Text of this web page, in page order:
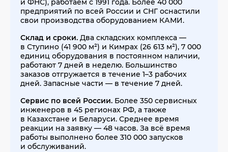
и ФНС), работаем с 1991 года. Более 40 000
предприятий по всей России и СНГ оснастили
свои производства оборудованием КАМИ.
Склад и сроки. Два складских комплекса —
в Ступино (41 900 м²) и Кимрах (26 613 м²), 7 000
единиц оборудования в постоянном наличии,
работают 7 дней в неделю. Большинство
заказов отгружается в течение 1–3 рабочих
дней. Запасные части — в течение 7 дней.
Сервис по всей России. Более 350 сервисных
инженеров в 45 регионах РФ, а также
в Казахстане и Беларуси. Среднее время
реакции на заявку — 48 часов. За всё время
работы выполнено более 310 000 запусков
и обслуживаний.